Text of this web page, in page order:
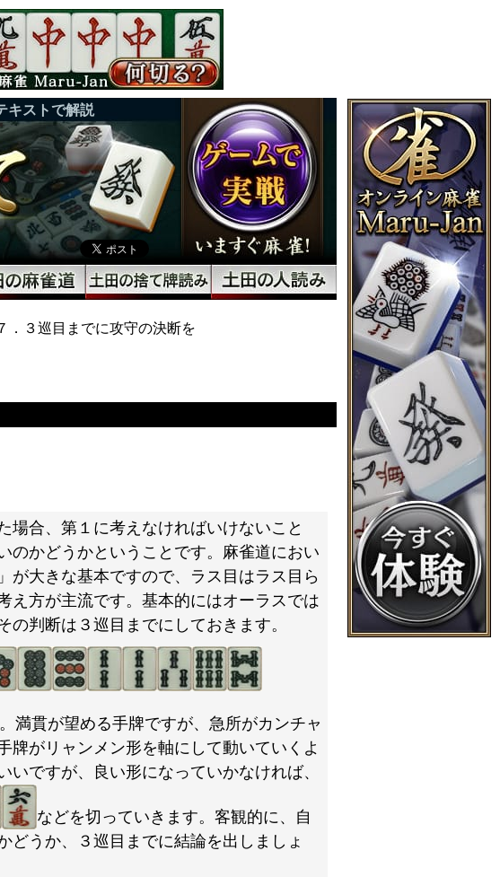
キストで解説
．３巡目までに攻守の決断を
合、第１に考えなければいけないこと
のかどうかということです。麻雀道におい
が大きな基本ですので、ラス目はラス目ら
え方が主流です。基本的にはオーラスでは
の判断は３巡目までにしておきます。
満貫が望める手牌ですが、急所がカンチャ
牌がリャンメン形を軸にして動いていくよ
いですが、良い形になっていかなければ、
などを切っていきます。客観的に、自
どうか、３巡目までに結論を出しましょ